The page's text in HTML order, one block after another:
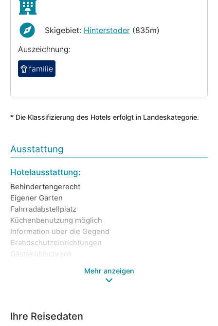
Skigebiet: Hinterstoder(835m)
Auszeichnung:
familie
* Die Klassifizierung des Hotels erfolgt in Landeskategorie.
Ausstattung
Hotelausstattung:
Behindertengerecht
Eigener Garten
Fahrradabstellplatz
Küchenbenutzung möglich
Information über die Gegend
Brandschutzeinrichtungen
Gästekühlschrank
Mehr anzeigen
Ihre Reisedaten